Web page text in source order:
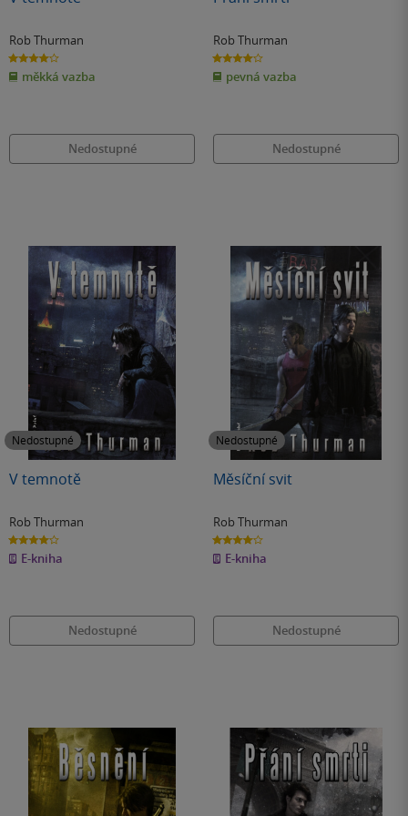
Rob Thurman
4.0
z
5
hvězdiček
měkká vazba
Nedostupné
Rob Thurman
4.0
z
5
hvězdiček
pevná vazba
Nedostupné
Nedostupné
V temnotě
Rob Thurman
4.0
z
5
hvězdiček
E-kniha
Nedostupné
Nedostupné
Měsíční svit
Rob Thurman
4.0
z
5
hvězdiček
E-kniha
Nedostupné